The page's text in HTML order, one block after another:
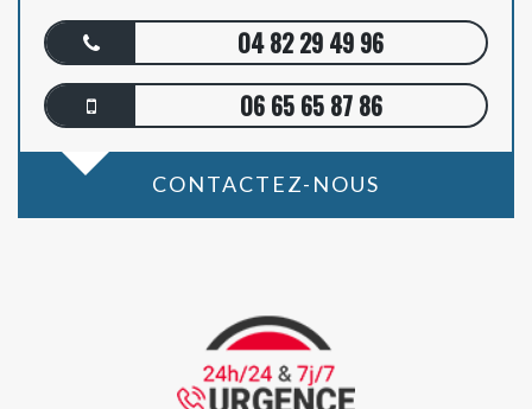
04 82 29 49 96
06 65 65 87 86
CONTACTEZ-NOUS